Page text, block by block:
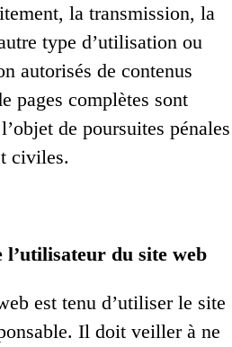
la transmission, la
type d’utilisation ou
autorisés de contenus
pages complètes sont
de poursuites pénales
civiles.
l’utilisateur du site web
est tenu d’utiliser le site
Il doit veiller à ne